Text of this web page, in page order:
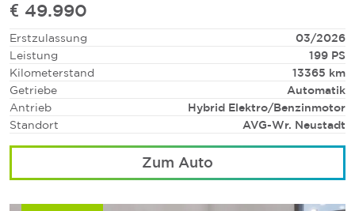
€ 49.990
Erstzulassung
03/2026
Leistung
199 PS
Kilometerstand
13365 km
Getriebe
Automatik
Antrieb
Hybrid Elektro/Benzinmotor
Standort
AVG-Wr. Neustadt
Zum Auto